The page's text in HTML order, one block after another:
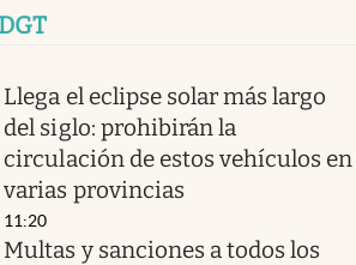
DGT
Llega el eclipse solar más largo
del siglo: prohibirán la
circulación de estos vehículos en
varias provincias
11:20
Multas y sanciones a todos los